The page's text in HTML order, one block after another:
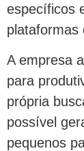
específicos
plataformas
A empresa
para
própria
possível
pequenos